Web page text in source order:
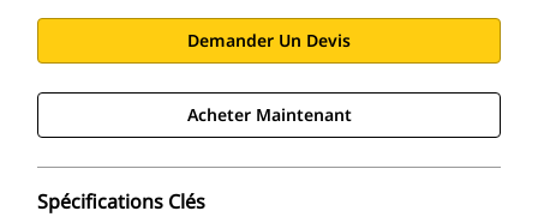
Demander Un Devis
Acheter Maintenant
Spécifications Clés